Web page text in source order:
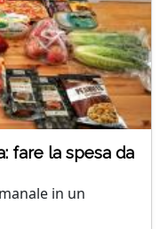
fare la spesa da
in un